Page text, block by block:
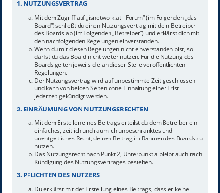
1. NUTZUNGSVERTRAG
Mit dem Zugriff auf „isnetwork.at - Forum“ (im Folgenden „das
Board“) schließt du einen Nutzungsvertrag mit dem Betreiber
des Boards ab (im Folgenden „Betreiber“) und erklärst dich mit
den nachfolgenden Regelungen einverstanden.
Wenn du mit diesen Regelungen nicht einverstanden bist, so
darfst du das Board nicht weiter nutzen. Für die Nutzung des
Boards gelten jeweils die an dieser Stelle veröffentlichten
Regelungen.
Der Nutzungsvertrag wird auf unbestimmte Zeit geschlossen
und kann von beiden Seiten ohne Einhaltung einer Frist
jederzeit gekündigt werden.
2. EINRÄUMUNG VON NUTZUNGSRECHTEN
Mit dem Erstellen eines Beitrags erteilst du dem Betreiber ein
einfaches, zeitlich und räumlich unbeschränktes und
unentgeltliches Recht, deinen Beitrag im Rahmen des Boards zu
nutzen.
Das Nutzungsrecht nach Punkt 2, Unterpunkt a bleibt auch nach
Kündigung des Nutzungsvertrages bestehen.
3. PFLICHTEN DES NUTZERS
Du erklärst mit der Erstellung eines Beitrags, dass er keine